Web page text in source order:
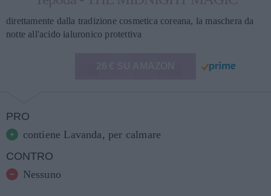
direttamente dalla tradizione cosmetica coreana, la maschera da
notte all'acido ialuronico protettiva
PRO
contiene Lavanda, per calmare
CONTRO
Nessuno